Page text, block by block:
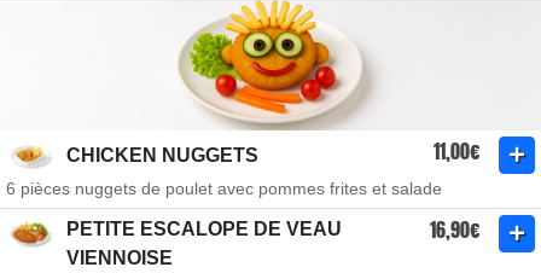
CHICKEN NUGGETS 11,00€
6 pièces nuggets de poulet avec pommes frites et salade
PETITE ESCALOPE DE VEAU
VIENNOISE
16,90€